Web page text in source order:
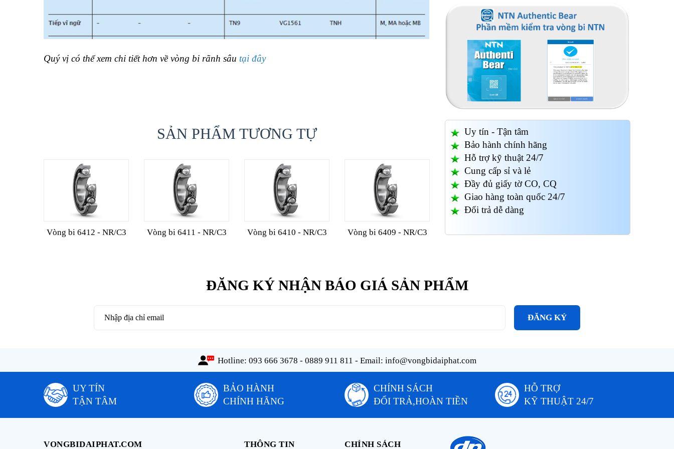
Quý vị có thể xem chi tiết hơn về vòng bi rãnh sâu tại đây
SẢN PHẨM TƯƠNG TỰ
Vòng bi 6412 - NR/C3 Vòng bi 6411 - NR/C3 Vòng bi 6410 - NR/C3 Vòng bi 6409 - NR/C3
Uy tín - Tận tâm
Bảo hành chính hãng
Hỗ trợ kỹ thuật 24/7
Cung cấp sỉ và lẻ
Đầy đủ giấy tờ CO, CQ
Giao hàng toàn quốc 24/7
Đổi trả dễ dàng
ĐĂNG KÝ NHẬN BÁO GIÁ SẢN PHẨM
ĐĂNG KÝ
Hotline: 093 666 3678 - 0889 911 811 - Email: info@vongbidaiphat.com
UY TÍN
TẬN TÂM
BẢO HÀNH
CHÍNH HÃNG
CHÍNH SÁCH
ĐỔI TRẢ,HOÀN TIỀN
HỖ TRỢ
KỸ THUẬT 24/7
VONGBIDAIPHAT.COM THÔNG TIN CHÍNH SÁCH